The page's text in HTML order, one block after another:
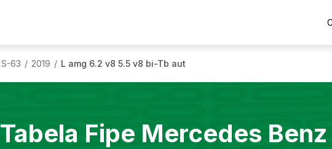
S-63 / 2019 / L amg 6.2 v8 5.5 v8 bi-Tb aut
Tabela Fipe Mercedes Benz